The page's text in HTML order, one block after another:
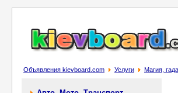
Объявления kievboard.com Услуги Магия,